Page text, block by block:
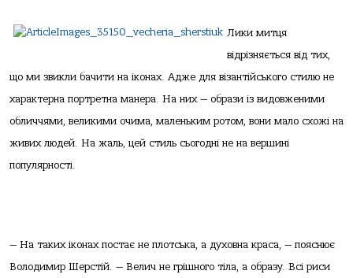
Лики митця
відрізняється від тих,
що ми звикли бачити на іконах. Адже для візантійського стилю не
характерна портретна манера. На них — образи із видовженими
обличчями, великими очима, маленьким ротом, вони мало схожі на
живих людей. На жаль, цей стиль сьогодні не на вершині
популярності.
— На таких іконах постає не плотська, а духовна краса, — пояснює
Володимир Шерстій. — Велич не грішного тіла, а образу. Всі риси